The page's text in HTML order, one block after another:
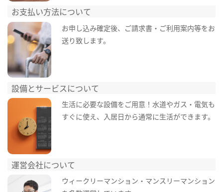
お支払い方法について
お申し込み確定後、ご請求書・ご利用案内等をお
送り致します。
設備とサービスについて
生活に必要な設備をご用意！水道やガス・電気も
すぐに使え、入居日から通常に生活ができます。
運営会社について
ウィークリーマンション・マンスリーマンション